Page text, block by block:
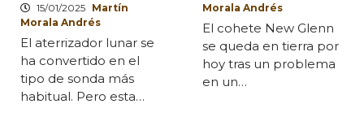
15/01/2025 Martín
Morala Andrés
El aterrizador lunar se
ha convertido en el
tipo de sonda más
habitual. Pero esta…
Morala Andrés
El cohete New Glenn
se queda en tierra por
hoy tras un problema
en un…